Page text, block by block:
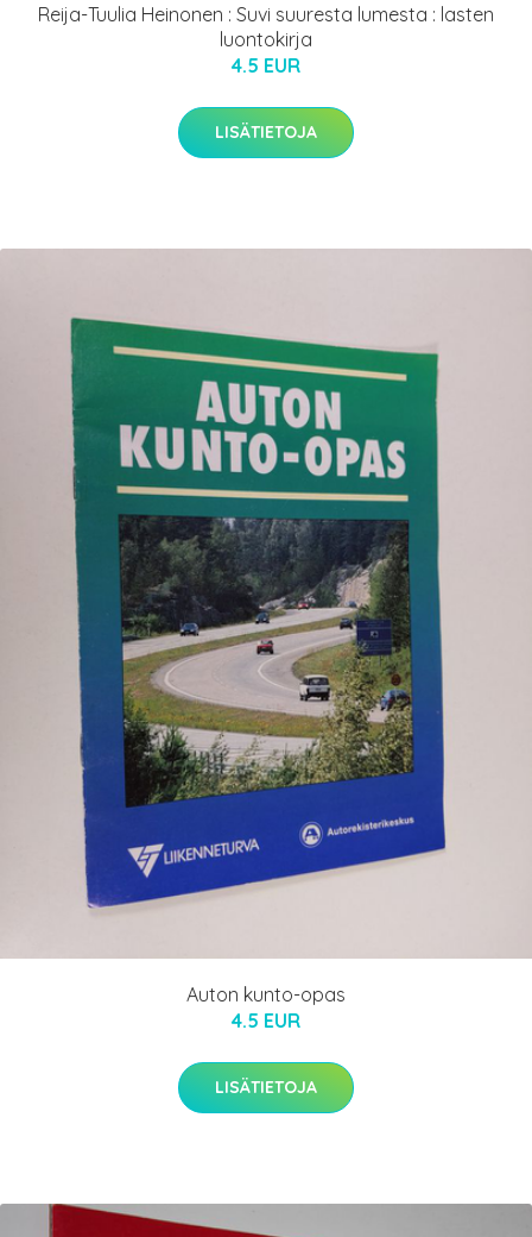
Reija-Tuulia Heinonen : Suvi suuresta lumesta : lasten
luontokirja
4.5 EUR
LISÄTIETOJA
Auton kunto-opas
4.5 EUR
LISÄTIETOJA